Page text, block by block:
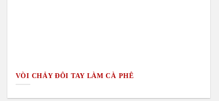
VÒI CHẢY ĐÔI TAY LÀM CÀ PHÊ